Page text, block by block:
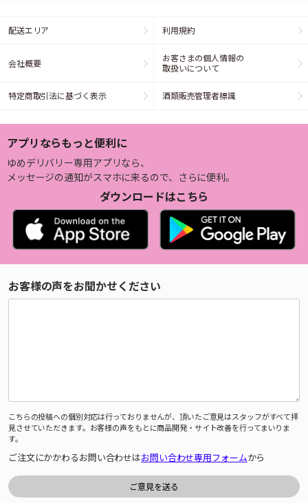
配送エリア 利用規約
会社概要
お客さまの個人情報の
取扱いについて
特定商取引法に基づく表示 酒類販売管理者標識
アプリならもっと便利に
ゆめデリバリー専用アプリなら、
メッセージの通知がスマホに来るので、さらに便利。
ダウンロードはこちら
お客様の声をお聞かせください
こちらの投稿への個別対応は行っておりませんが、頂いたご意見はスタッフがすべて拝
見させていただきます。お客様の声をもとに商品開発・サイト改善を行ってまいりま
す。
ご注文にかかわるお問い合わせはお問い合わせ専用フォームから